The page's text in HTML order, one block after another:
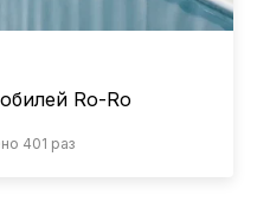
Ro-Ro
401 раз